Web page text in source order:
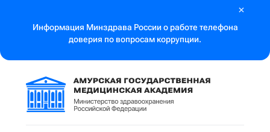
Информация Минздрава России о работе телефона
доверия по вопросам коррупции.